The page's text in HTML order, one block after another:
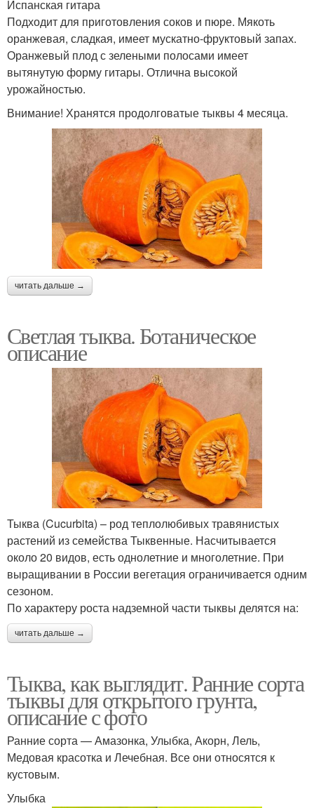
Испанская гитара
Подходит для приготовления соков и пюре. Мякоть
оранжевая, сладкая, имеет мускатно-фруктовый запах.
Оранжевый плод с зелеными полосами имеет
вытянутую форму гитары. Отлична высокой
урожайностью.
Внимание! Хранятся продолговатые тыквы 4 месяца.
читать дальше →
Светлая тыква. Ботаническое
описание
Тыква (Cucurbita) – род теплолюбивых травянистых
растений из семейства Тыквенные. Насчитывается
около 20 видов, есть однолетние и многолетние. При
выращивании в России вегетация ограничивается одним
сезоном.
По характеру роста надземной части тыквы делятся на:
читать дальше →
Тыква, как выглядит. Ранние сорта
тыквы для открытого грунта,
описание с фото
Ранние сорта — Амазонка, Улыбка, Акорн, Лель,
Медовая красотка и Лечебная. Все они относятся к
кустовым.
Улыбка